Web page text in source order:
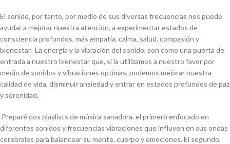
El sonido, por tanto, por medio de sus diversas frecuencias nos puede
ayudar a mejorar nuestra atención, a experimentar estados de
consciencia profundos, más empatía, calma, salud, compasión y
bienestar. La energía y la vibración del sonido, son como una puerta de
entrada a nuestro bienestar que, si la utilizamos a nuestro favor por
medio de sonidos y vibraciones óptimas, podemos mejorar nuestra
calidad de vida, disminuir ansiedad y entrar en estados profundos de paz
y serenidad.
Preparé dos playlists de música sanadora, el primero enfocado en
diferentes sonidos y frecuencias vibraciones que influyen en sus ondas
cerebrales para balancear su mente, cuerpo y emociones. El segundo,